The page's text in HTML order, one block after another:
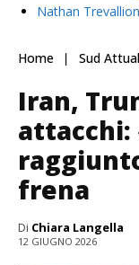
Nathan Trevallion
Home Sud
Iran,
attacchi:
frena
Di Chiara Langella
12 GIUGNO 2026